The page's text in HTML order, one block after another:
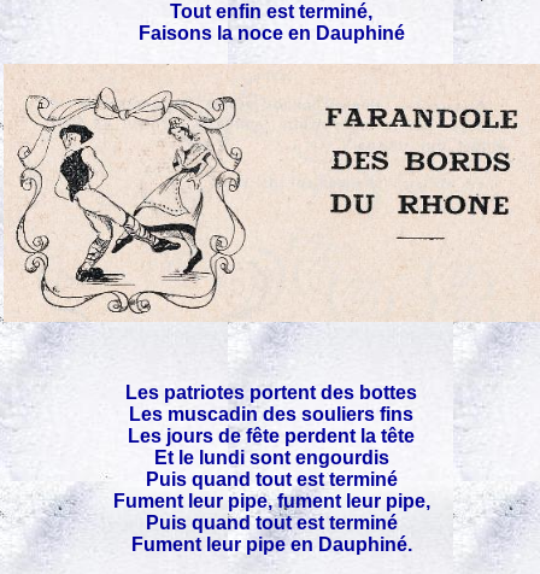
Tout enfin est terminé,
Faisons la noce en Dauphiné
Les patriotes portent des bottes
Les muscadin des souliers fins
Les jours de fête perdent la tête
Et le lundi sont engourdis
Puis quand tout est terminé
Fument leur pipe, fument leur pipe,
Puis quand tout est terminé
Fument leur pipe en Dauphiné.